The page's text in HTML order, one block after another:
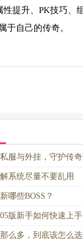
提升、PK技巧、
于自己的传奇。
服与外挂，守护传
系统尽量不要乱用
哪些BOSS？
版新手如何快速上
么多，到底该怎么